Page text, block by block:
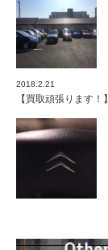
2018.2.21
【買取頑張ります！】